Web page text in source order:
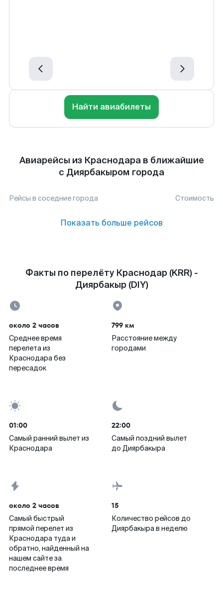
Найти авиабилеты
Авиарейсы из Краснодара в ближайшие
с Диярбакыром города
Рейсы в соседние города Стоимость
Показать больше рейсов
Факты по перелёту Краснодар (KRR) -
Диярбакыр (DIY)
около 2 часов
Среднее время
перелета из
Краснодара без
пересадок
799 км
Расстояние между
городами
01:00
Самый ранний вылет из
Краснодара
22:00
Самый поздний вылет
до Диярбакыра
около 2 часов
Самый быстрый
прямой перелет из
Краснодара туда и
обратно, найденный на
нашем сайте за
последнее время
15
Количество рейсов до
Диярбакыра в неделю